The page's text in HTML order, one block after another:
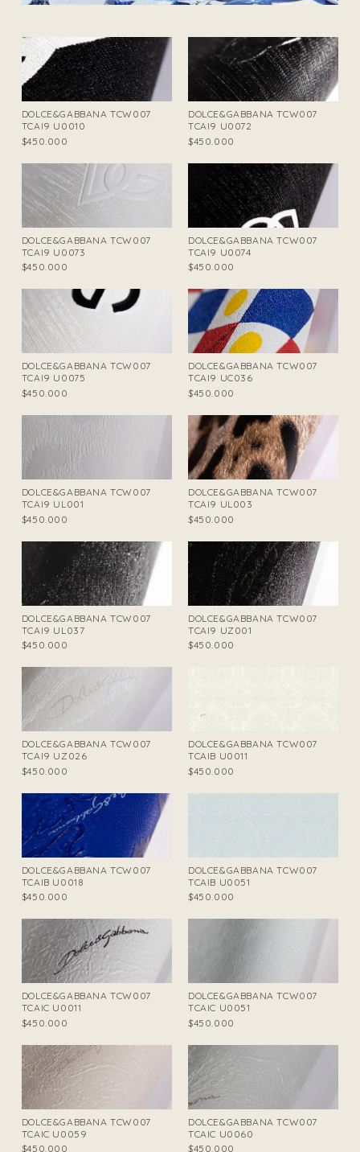
DOLCE&GABBANA TCW007
TCAI9 U0010
$450.000
DOLCE&GABBANA TCW007
TCAI9 U0072
$450.000
DOLCE&GABBANA TCW007
TCAI9 U0073
$450.000
DOLCE&GABBANA TCW007
TCAI9 U0074
$450.000
DOLCE&GABBANA TCW007
TCAI9 U0075
$450.000
DOLCE&GABBANA TCW007
TCAI9 UC036
$450.000
DOLCE&GABBANA TCW007
TCAI9 UL001
$450.000
DOLCE&GABBANA TCW007
TCAI9 UL003
$450.000
DOLCE&GABBANA TCW007
TCAI9 UL037
$450.000
DOLCE&GABBANA TCW007
TCAI9 UZ001
$450.000
DOLCE&GABBANA TCW007
TCAI9 UZ026
$450.000
DOLCE&GABBANA TCW007
TCAIB U0011
$450.000
DOLCE&GABBANA TCW007
TCAIB U0018
$450.000
DOLCE&GABBANA TCW007
TCAIB U0051
$450.000
DOLCE&GABBANA TCW007
TCAIC U0011
$450.000
DOLCE&GABBANA TCW007
TCAIC U0051
$450.000
DOLCE&GABBANA TCW007
TCAIC U0059
$450.000
DOLCE&GABBANA TCW007
TCAIC U0060
$450.000